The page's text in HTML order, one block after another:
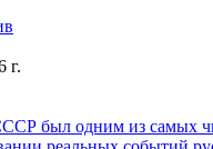
г.
был одним из самых